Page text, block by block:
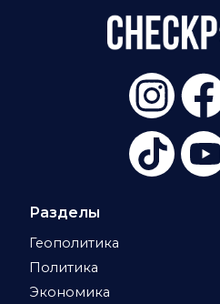
Разделы
Геополитика
Политика
Экономика